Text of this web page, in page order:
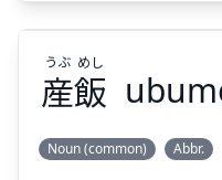
Suspend
産飯
うぶ めし
Noun (common) Abbr.